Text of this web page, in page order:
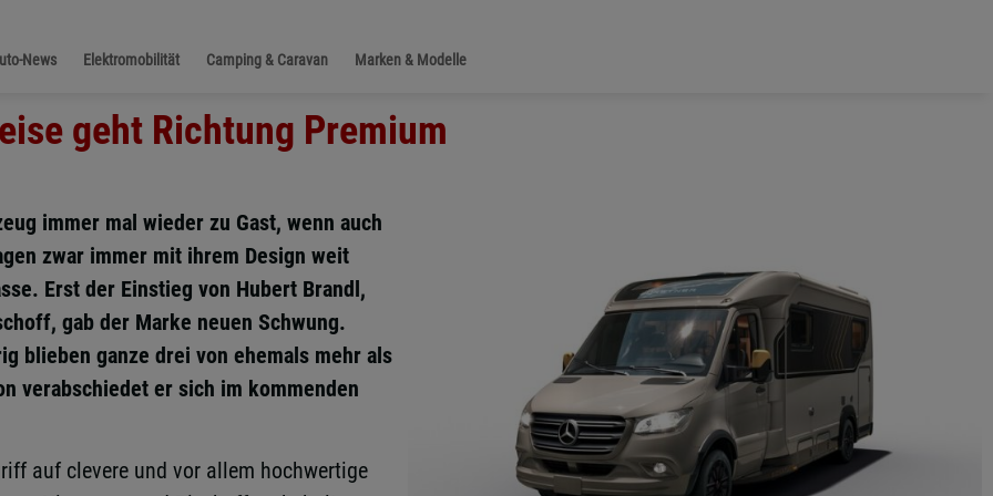
News Elektromobilität Camping & Caravan Marken & Modelle
geht Richtung Premium
immer mal wieder zu Gast, wenn auch
zwar immer mit ihrem Design weit
Erst der Einstieg von Hubert Brandl,
gab der Marke neuen Schwung.
blieben ganze drei von ehemals mehr als
verabschiedet er sich im kommenden
auf clevere und vor allem hochwertige